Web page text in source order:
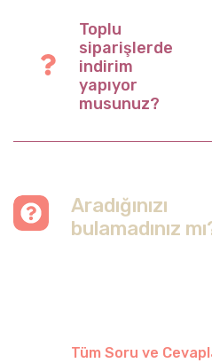
Toplu
siparişlerde
indirim
yapıyor
musunuz?
Aradığınızı
bulamadınız
Tüm Soru ve